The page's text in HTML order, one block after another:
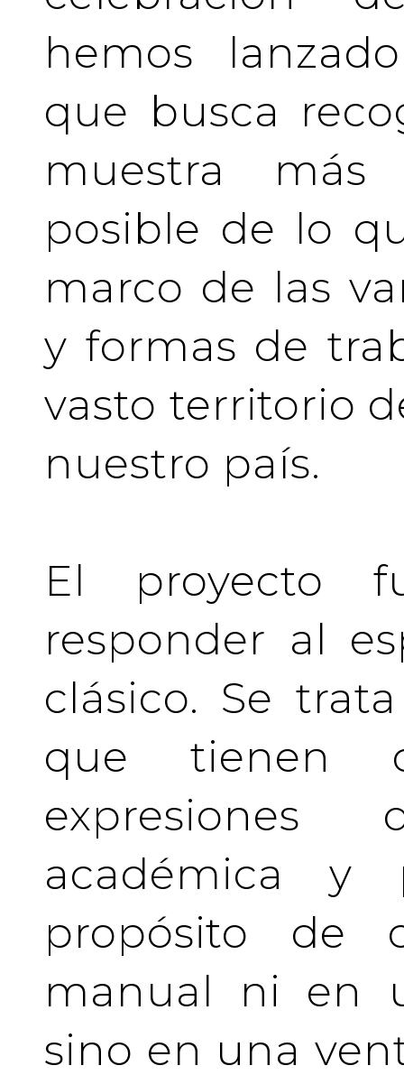
hemos
que busca
muestra
posible de lo
marco de las
y formas de
vasto territorio
nuestro país.
El proyecto
responder al
clásico. Se
que tienen
académica y
propósito de
manual ni en
sino en una